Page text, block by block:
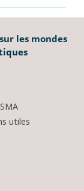
les mondes
utiles